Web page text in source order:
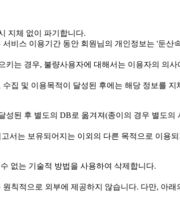
지체 없이 파기합니다.
비스 이용기간 동안 회원님의 개인정보는 '둔
키는 경우, 불량사용자에 대해서는 이용자의 의
집 및 이용목적이 달성된 후에는 해당 정보를
된 후 별도의 DB로 옮겨져(종이의 경우 별도
서는 보유되어지는 이외의 다른 목적으로 이용
없는 기술적 방법을 사용하여 삭제합니다.
칙적으로 외부에 제공하지 않습니다. 다만, 아래